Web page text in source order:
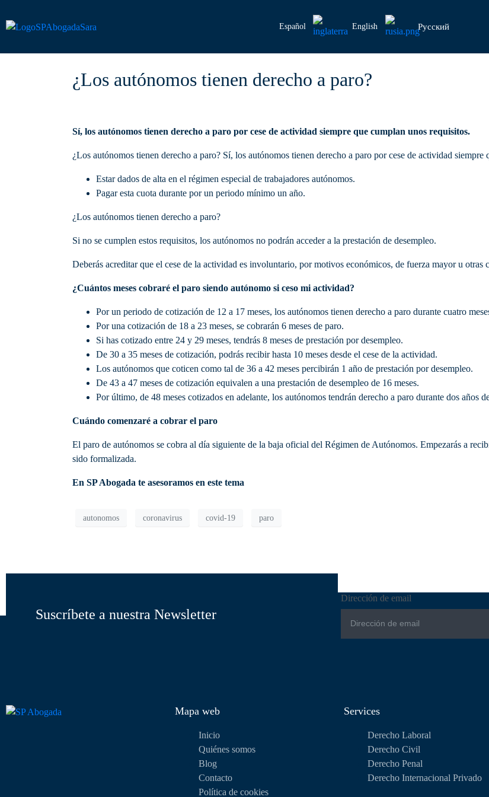
Español English Pусский
¿Los autónomos tienen derecho a paro?
Sí, los autónomos tienen derecho a paro por cese de actividad siempre que cumplan unos requisitos.
¿Los autónomos tienen derecho a paro? Sí, los autónomos tienen derecho a paro por cese de actividad siempre
Estar dados de alta en el régimen especial de trabajadores autónomos.
Pagar esta cuota durante por un periodo mínimo un año.
¿Los autónomos tienen derecho a paro?
Si no se cumplen estos requisitos, los autónomos no podrán acceder a la prestación de desempleo.
Deberás acreditar que el cese de la actividad es involuntario, por motivos económicos, de fuerza mayor u otras
¿Cuántos meses cobraré el paro siendo autónomo si ceso mi actividad?
Por un periodo de cotización de 12 a 17 meses, los autónomos tienen derecho a paro durante cuatro
Por una cotización de 18 a 23 meses, se cobrarán 6 meses de paro.
Si has cotizado entre 24 y 29 meses, tendrás 8 meses de prestación por desempleo.
De 30 a 35 meses de cotización, podrás recibir hasta 10 meses desde el cese de la actividad.
Los autónomos que coticen como tal de 36 a 42 meses percibirán 1 año de prestación por desempleo.
De 43 a 47 meses de cotización equivalen a una prestación de desempleo de 16 meses.
Por último, de 48 meses cotizados en adelante, los autónomos tendrán derecho a paro durante dos años
Cuándo comenzaré a cobrar el paro
El paro de autónomos se cobra al día siguiente de la baja oficial del Régimen de Autónomos. Empezarás a
sido formalizada.
En SP Abogada te asesoramos en este tema
autonomos coronavirus covid-19 paro
Suscríbete a nuestra Newsletter
Dirección de email
Mapa web
Inicio
Quiénes somos
Blog
Contacto
Política de cookies
Services
Derecho Laboral
Derecho Civil
Derecho Penal
Derecho Internacional Privado